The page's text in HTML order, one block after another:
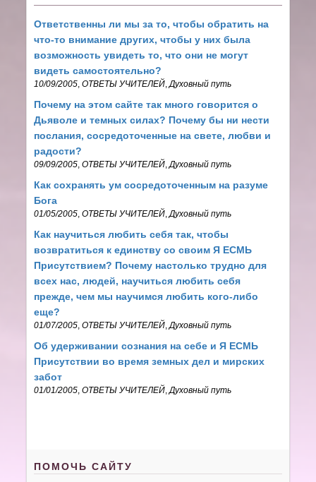
Ответственны ли мы за то, чтобы обратить на
что-то внимание других, чтобы у них была
возможность увидеть то, что они не могут
видеть самостоятельно?
10/09/2005 ,ОТВЕТЫ УЧИТЕЛЕЙ ,Духовный путь
Почему на этом сайте так много говорится о
Дьяволе и темных силах? Почему бы ни нести
послания, сосредоточенные на свете, любви и
радости?
09/09/2005 ,ОТВЕТЫ УЧИТЕЛЕЙ ,Духовный путь
Как сохранять ум сосредоточенным на разуме
Бога
01/05/2005 ,ОТВЕТЫ УЧИТЕЛЕЙ ,Духовный путь
Как научиться любить себя так, чтобы
возвратиться к единству со своим Я ЕСМЬ
Присутствием? Почему настолько трудно для
всех нас, людей, научиться любить себя
прежде, чем мы научимся любить кого-либо
еще?
01/07/2005 ,ОТВЕТЫ УЧИТЕЛЕЙ ,Духовный путь
Об удерживании сознания на себе и Я ЕСМЬ
Присутствии во время земных дел и мирских
забот
01/01/2005 ,ОТВЕТЫ УЧИТЕЛЕЙ ,Духовный путь
ПОМОЧЬ САЙТУ